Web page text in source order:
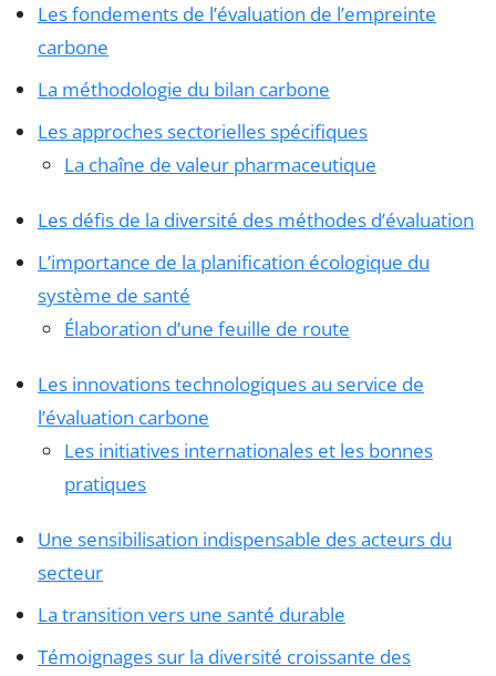
Les fondements de l’évaluation de l’empreinte
carbone
La méthodologie du bilan carbone
Les approches sectorielles spécifiques
La chaîne de valeur pharmaceutique
Les défis de la diversité des méthodes d’évaluation
L’importance de la planification écologique du
système de santé
Élaboration d’une feuille de route
Les innovations technologiques au service de
l’évaluation carbone
Les initiatives internationales et les bonnes
pratiques
Une sensibilisation indispensable des acteurs du
secteur
La transition vers une santé durable
Témoignages sur la diversité croissante des